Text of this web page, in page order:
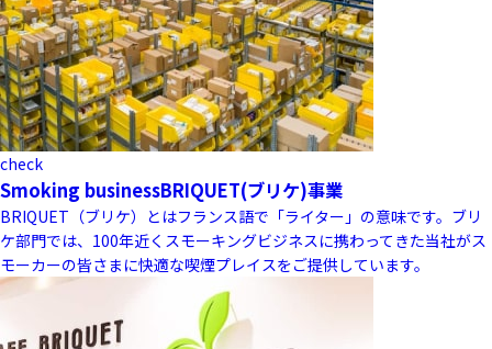
check
Smoking businessBRIQUET(ブリケ)事業
BRIQUET（ブリケ）とはフランス語で「ライター」の意味です。ブリ
ケ部門では、100年近くスモーキングビジネスに携わってきた当社がス
モーカーの皆さまに快適な喫煙プレイスをご提供しています。